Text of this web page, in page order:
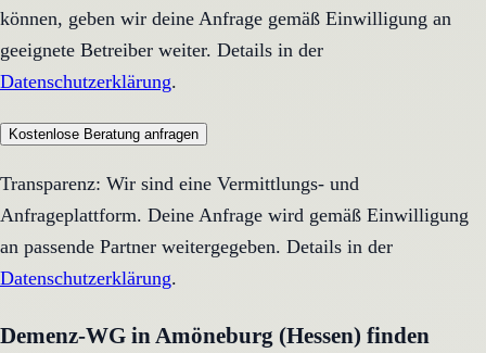
können, geben wir deine Anfrage gemäß Einwilligung an
geeignete Betreiber weiter. Details in der
Datenschutzerklärung.
Kostenlose Beratung anfragen
Transparenz: Wir sind eine Vermittlungs- und
Anfrageplattform. Deine Anfrage wird gemäß Einwilligung
an passende Partner weitergegeben. Details in der
Datenschutzerklärung.
Demenz-WG in Amöneburg (Hessen) finden